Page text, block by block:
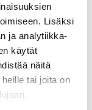
Lisäksi
ja analytiikka-
käytät
näitä
tai joita on